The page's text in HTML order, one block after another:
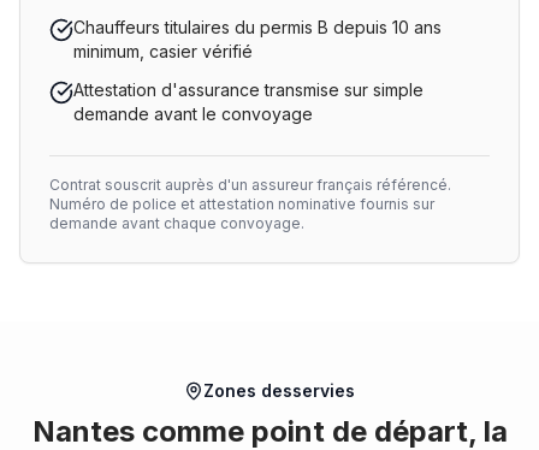
Chauffeurs titulaires du permis B depuis 10 ans
minimum, casier vérifié
Attestation d'assurance transmise sur simple
demande avant le convoyage
Contrat souscrit auprès d'un assureur français référencé.
Numéro de police et attestation nominative fournis sur
demande avant chaque convoyage.
Zones desservies
Nantes comme point de départ, la